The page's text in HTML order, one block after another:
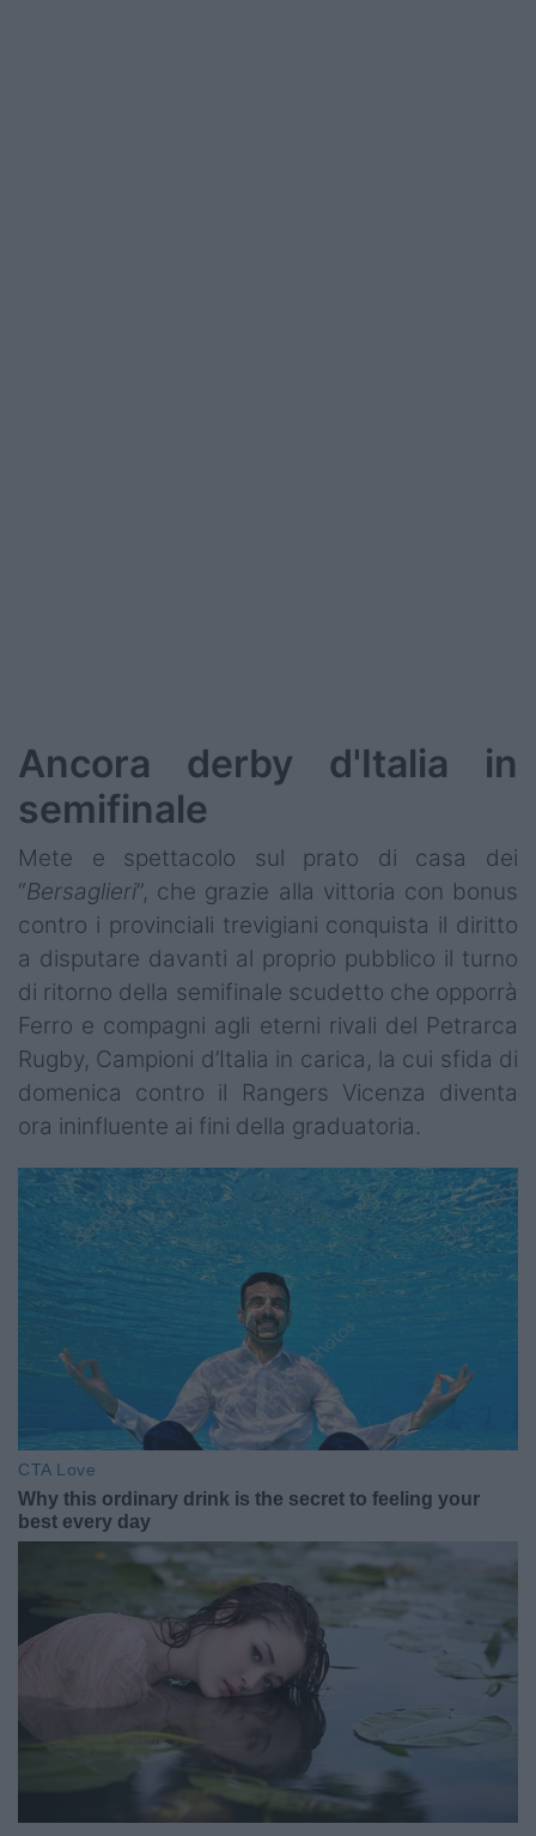
Ancora derby d'Italia in
semifinale
Mete e spettacolo sul prato di casa dei
“Bersaglieri”, che grazie alla vittoria con bonus
contro i provinciali trevigiani conquista il diritto
a disputare davanti al proprio pubblico il turno
di ritorno della semifinale scudetto che opporrà
Ferro e compagni agli eterni rivali del Petrarca
Rugby, Campioni d’Italia in carica, la cui sfida di
domenica contro il Rangers Vicenza diventa
ora ininfluente ai fini della graduatoria.